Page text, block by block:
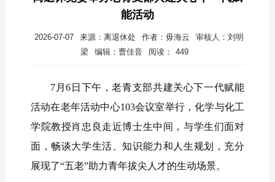
能活动
2026-07-07 来源：离退休处 作者：毋海云
审核人：刘明
梁
编辑：曹佳音 阅读： 449
7月6日下午，老青支部共建关心下一代赋能
活动在老年活动中心103会议室举行，化学与化工
学院教授肖忠良走近博士生中间，与学生们面对
面，畅谈大学生活、知识能力和人生规划，充分
展现了“五老”助力青年拔尖人才的生动场景。